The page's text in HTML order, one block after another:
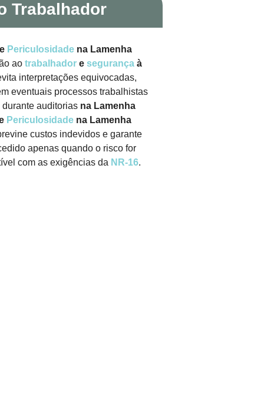
Trabalhador
Periculosidade na Lamenha
ao trabalhador e segurança à
interpretações equivocadas,
eventuais processos trabalhistas
auditorias na Lamenha
Periculosidade na Lamenha
custos indevidos e garante
apenas quando o risco for
com as exigências da NR-16.